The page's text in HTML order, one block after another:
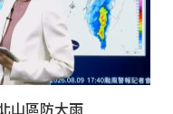
山區防大雨